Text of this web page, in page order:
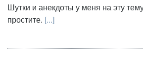
Шутки и анекдоты у меня на эту
простите. [...]